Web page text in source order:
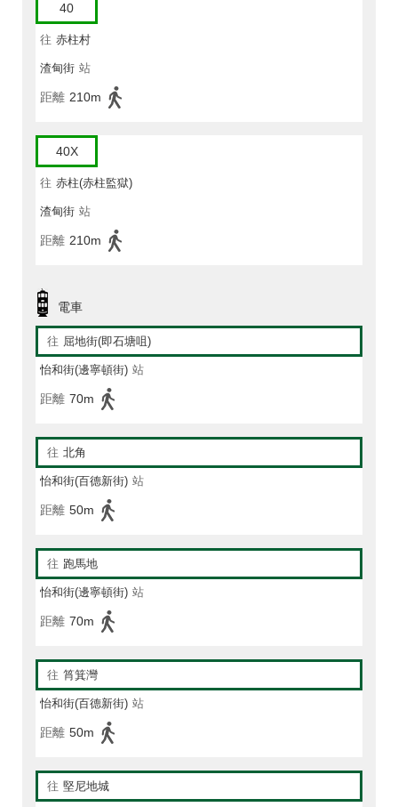
40
往 赤柱村
渣甸街 站
距離 210m
40X
往 赤柱(赤柱監獄)
渣甸街 站
距離 210m
電車
往 屈地街(即石塘咀)
怡和街(邊寧頓街) 站
距離 70m
往 北角
怡和街(百德新街) 站
距離 50m
往 跑馬地
怡和街(邊寧頓街) 站
距離 70m
往 筲箕灣
怡和街(百德新街) 站
距離 50m
往 堅尼地城